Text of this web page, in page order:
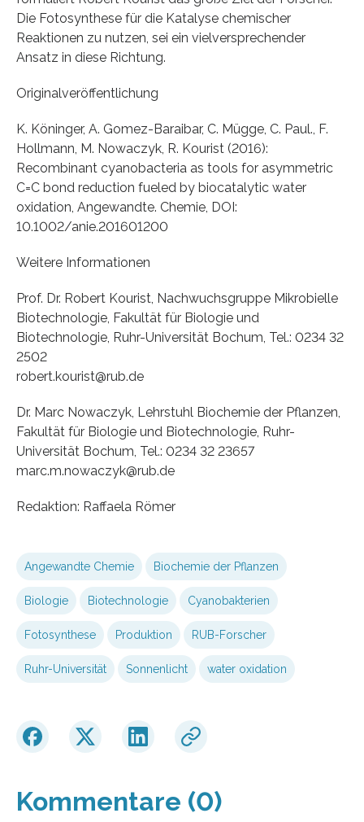
Die Fotosynthese für die Katalyse chemischer
Reaktionen zu nutzen, sei ein vielversprechender
Ansatz in diese Richtung.
Originalveröffentlichung
K. Köninger, A. Gomez-Baraibar, C. Mügge, C. Paul., F.
Hollmann, M. Nowaczyk, R. Kourist (2016):
Recombinant cyanobacteria as tools for asymmetric
C=C bond reduction fueled by biocatalytic water
oxidation, Angewandte. Chemie, DOI:
10.1002/anie.201601200
Weitere Informationen
Prof. Dr. Robert Kourist, Nachwuchsgruppe Mikrobielle
Biotechnologie, Fakultät für Biologie und
Biotechnologie, Ruhr-Universität Bochum, Tel.: 0234 32
2502
robert.kourist@rub.de
Dr. Marc Nowaczyk, Lehrstuhl Biochemie der Pflanzen,
Fakultät für Biologie und Biotechnologie, Ruhr-
Universität Bochum, Tel.: 0234 32 23657
marc.m.nowaczyk@rub.de
Redaktion: Raffaela Römer
Angewandte Chemie Biochemie der Pflanzen
Biologie Biotechnologie Cyanobakterien
Fotosynthese Produktion RUB-Forscher
Ruhr-Universität Sonnenlicht water oxidation
Kommentare (0)